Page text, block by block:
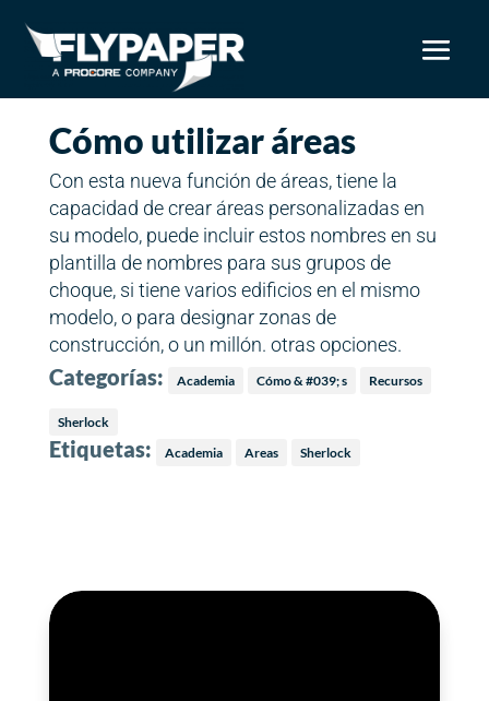
Cómo utilizar áreas
Con esta nueva función de áreas, tiene la
capacidad de crear áreas personalizadas en
su modelo, puede incluir estos nombres en su
plantilla de nombres para sus grupos de
choque, si tiene varios edificios en el mismo
modelo, o para designar zonas de
construcción, o un millón. otras opciones.
Categorías: Academia Cómo & #039; s Recursos
Sherlock
Etiquetas: Academia Areas Sherlock